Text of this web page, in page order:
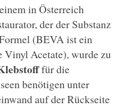
in Österreich
der der Substanz
(BEVA ist ein
Vinyl Acetate), wurde zu
für die
benötigen unter
auf der Rückseite